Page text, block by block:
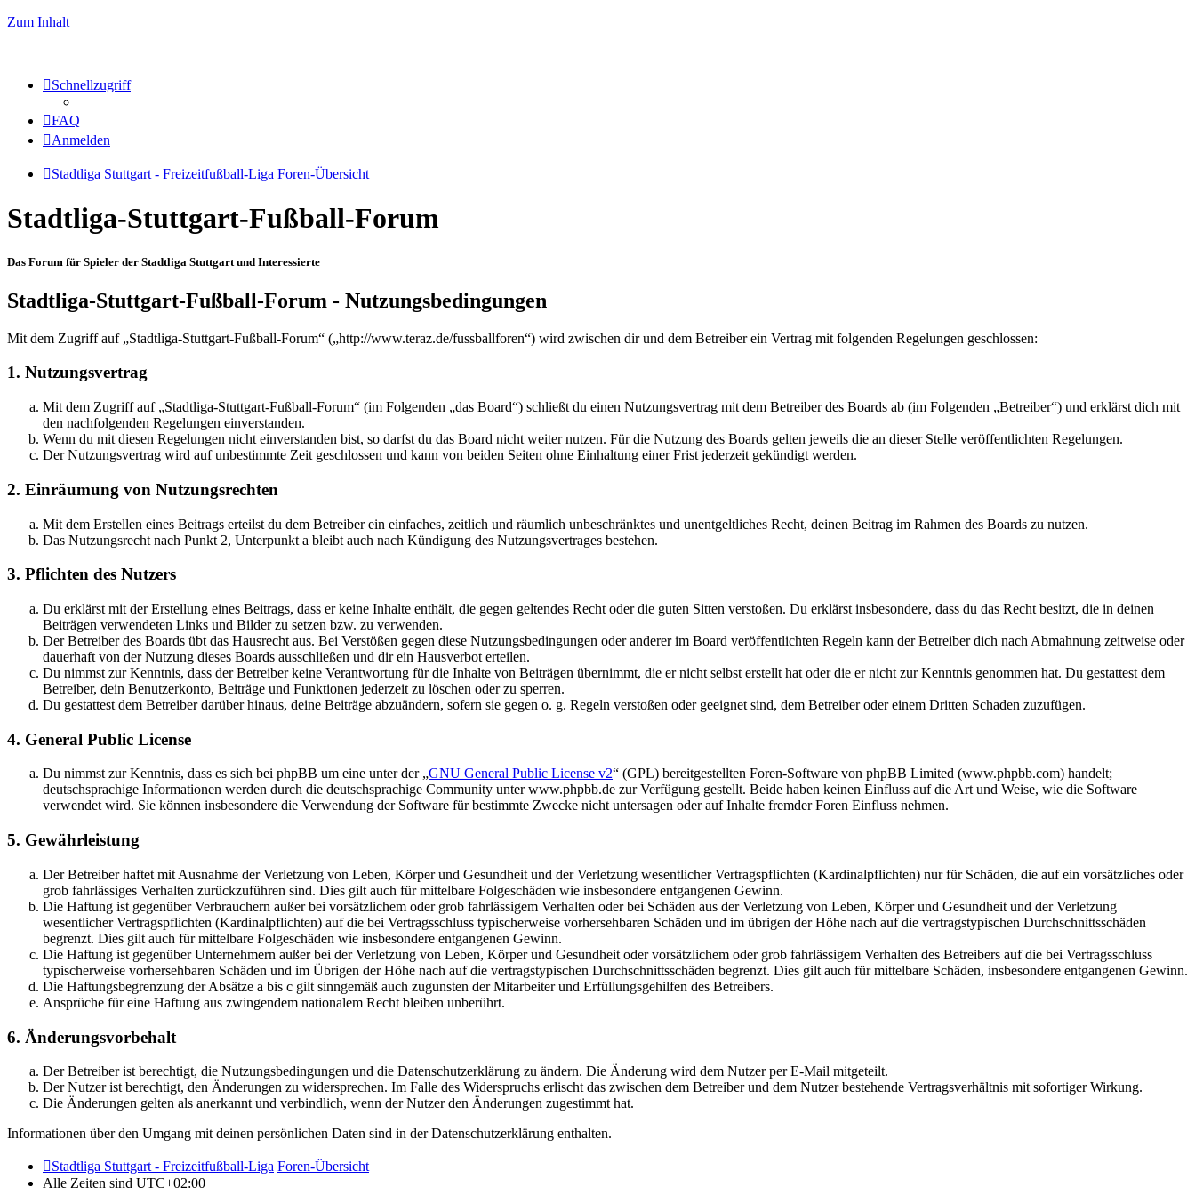
Zum Inhalt
Schnellzugriff
FAQ
Anmelden
Stadtliga Stuttgart - Freizeitfußball-Liga Foren-Übersicht
Stadtliga-Stuttgart-Fußball-Forum
Das Forum für Spieler der Stadtliga Stuttgart und Interessierte
Stadtliga-Stuttgart-Fußball-Forum - Nutzungsbedingungen
Mit dem Zugriff auf „Stadtliga-Stuttgart-Fußball-Forum“ („http://www.teraz.de/fussballforen“) wird zwischen dir und dem Betreiber ein Vertrag mit folgenden Regelungen geschlossen:
1. Nutzungsvertrag
Mit dem Zugriff auf „Stadtliga-Stuttgart-Fußball-Forum“ (im Folgenden „das Board“) schließt du einen Nutzungsvertrag mit dem Betreiber des Boards ab (im Folgenden „Betreiber“) und erklärst dich mit
den nachfolgenden Regelungen einverstanden.
Wenn du mit diesen Regelungen nicht einverstanden bist, so darfst du das Board nicht weiter nutzen. Für die Nutzung des Boards gelten jeweils die an dieser Stelle veröffentlichten Regelungen.
Der Nutzungsvertrag wird auf unbestimmte Zeit geschlossen und kann von beiden Seiten ohne Einhaltung einer Frist jederzeit gekündigt werden.
2. Einräumung von Nutzungsrechten
Mit dem Erstellen eines Beitrags erteilst du dem Betreiber ein einfaches, zeitlich und räumlich unbeschränktes und unentgeltliches Recht, deinen Beitrag im Rahmen des Boards zu nutzen.
Das Nutzungsrecht nach Punkt 2, Unterpunkt a bleibt auch nach Kündigung des Nutzungsvertrages bestehen.
3. Pflichten des Nutzers
Du erklärst mit der Erstellung eines Beitrags, dass er keine Inhalte enthält, die gegen geltendes Recht oder die guten Sitten verstoßen. Du erklärst insbesondere, dass du das Recht besitzt, die in deinen
Beiträgen verwendeten Links und Bilder zu setzen bzw. zu verwenden.
Der Betreiber des Boards übt das Hausrecht aus. Bei Verstößen gegen diese Nutzungsbedingungen oder anderer im Board veröffentlichten Regeln kann der Betreiber dich nach Abmahnung zeitweise oder
dauerhaft von der Nutzung dieses Boards ausschließen und dir ein Hausverbot erteilen.
Du nimmst zur Kenntnis, dass der Betreiber keine Verantwortung für die Inhalte von Beiträgen übernimmt, die er nicht selbst erstellt hat oder die er nicht zur Kenntnis genommen hat. Du gestattest dem
Betreiber, dein Benutzerkonto, Beiträge und Funktionen jederzeit zu löschen oder zu sperren.
Du gestattest dem Betreiber darüber hinaus, deine Beiträge abzuändern, sofern sie gegen o. g. Regeln verstoßen oder geeignet sind, dem Betreiber oder einem Dritten Schaden zuzufügen.
4. General Public License
Du nimmst zur Kenntnis, dass es sich bei phpBB um eine unter der „GNU General Public License v2“ (GPL) bereitgestellten Foren-Software von phpBB Limited (www.phpbb.com) handelt;
deutschsprachige Informationen werden durch die deutschsprachige Community unter www.phpbb.de zur Verfügung gestellt. Beide haben keinen Einfluss auf die Art und Weise, wie die Software
verwendet wird. Sie können insbesondere die Verwendung der Software für bestimmte Zwecke nicht untersagen oder auf Inhalte fremder Foren Einfluss nehmen.
5. Gewährleistung
Der Betreiber haftet mit Ausnahme der Verletzung von Leben, Körper und Gesundheit und der Verletzung wesentlicher Vertragspflichten (Kardinalpflichten) nur für Schäden, die auf ein vorsätzliches oder
grob fahrlässiges Verhalten zurückzuführen sind. Dies gilt auch für mittelbare Folgeschäden wie insbesondere entgangenen Gewinn.
Die Haftung ist gegenüber Verbrauchern außer bei vorsätzlichem oder grob fahrlässigem Verhalten oder bei Schäden aus der Verletzung von Leben, Körper und Gesundheit und der Verletzung
wesentlicher Vertragspflichten (Kardinalpflichten) auf die bei Vertragsschluss typischerweise vorhersehbaren Schäden und im übrigen der Höhe nach auf die vertragstypischen Durchschnittsschäden
begrenzt. Dies gilt auch für mittelbare Folgeschäden wie insbesondere entgangenen Gewinn.
Die Haftung ist gegenüber Unternehmern außer bei der Verletzung von Leben, Körper und Gesundheit oder vorsätzlichem oder grob fahrlässigem Verhalten des Betreibers auf die bei Vertragsschluss
typischerweise vorhersehbaren Schäden und im Übrigen der Höhe nach auf die vertragstypischen Durchschnittsschäden begrenzt. Dies gilt auch für mittelbare Schäden, insbesondere entgangenen Gewinn.
Die Haftungsbegrenzung der Absätze a bis c gilt sinngemäß auch zugunsten der Mitarbeiter und Erfüllungsgehilfen des Betreibers.
Ansprüche für eine Haftung aus zwingendem nationalem Recht bleiben unberührt.
6. Änderungsvorbehalt
Der Betreiber ist berechtigt, die Nutzungsbedingungen und die Datenschutzerklärung zu ändern. Die Änderung wird dem Nutzer per E-Mail mitgeteilt.
Der Nutzer ist berechtigt, den Änderungen zu widersprechen. Im Falle des Widerspruchs erlischt das zwischen dem Betreiber und dem Nutzer bestehende Vertragsverhältnis mit sofortiger Wirkung.
Die Änderungen gelten als anerkannt und verbindlich, wenn der Nutzer den Änderungen zugestimmt hat.
Informationen über den Umgang mit deinen persönlichen Daten sind in der Datenschutzerklärung enthalten.
Stadtliga Stuttgart - Freizeitfußball-Liga Foren-Übersicht
Alle Zeiten sind UTC+02:00